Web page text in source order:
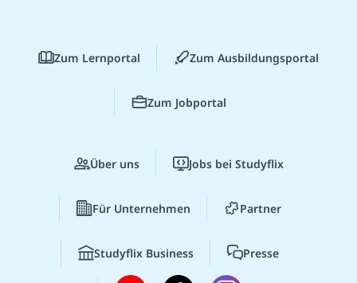
Zum Lernportal Zum Ausbildungsportal
Zum Jobportal
Über uns Jobs bei Studyflix
Für Unternehmen Partner
Studyflix Business Presse